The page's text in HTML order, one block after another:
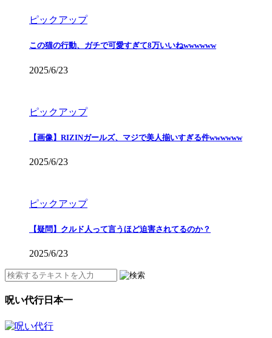
ピックアップ
この猫の行動、ガチで可愛すぎて8万いいねwwwwww
2025/6/23
ピックアップ
【画像】RIZINガールズ、マジで美人揃いすぎる件wwwwww
2025/6/23
ピックアップ
【疑問】クルド人って言うほど迫害されてるのか？
2025/6/23
呪い代行日本一